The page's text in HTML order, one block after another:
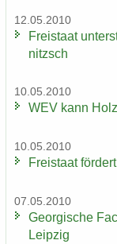
12.05.2010
Frei­staat
nitzsch
10.05.2010
WEV kann
10.05.2010
Frei­staat
07.05.2010
Ge­or­gi­sche
Leip­zig